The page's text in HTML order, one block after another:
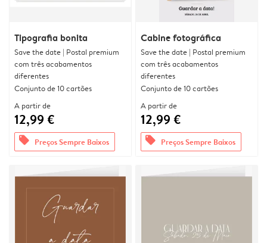
Tipografia bonita
Save the date | Postal premium
com três acabamentos
diferentes
Conjunto de 10 cartões
A partir de
12,99 €
offers Preços Sempre Baixos
Cabine fotográfica
Save the date | Postal premium
com três acabamentos
diferentes
Conjunto de 10 cartões
A partir de
12,99 €
offers Preços Sempre Baixos